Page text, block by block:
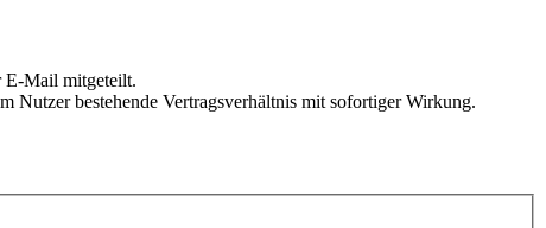
E-Mail mitgeteilt.
Nutzer bestehende Vertragsverhältnis mit sofortiger Wirkung.